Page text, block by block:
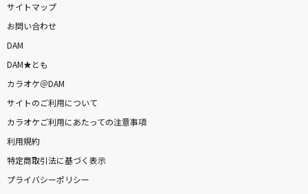
サイトマップ
お問い合わせ
DAM
DAM★とも
カラオケ＠DAM
サイトのご利用について
カラオケご利用にあたっての注意事項
利用規約
特定商取引法に基づく表示
プライバシーポリシー